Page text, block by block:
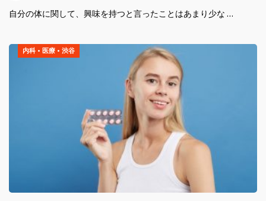
自分の体に関して、興味を持つと言ったことはあまり少な …
内科 • 医療 • 渋谷